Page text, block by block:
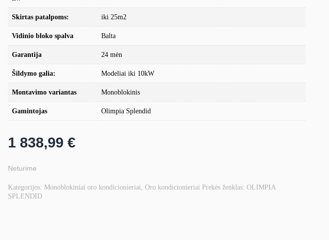
Skirtas patalpoms: iki 25m2
Vidinio bloko spalva Balta
Garantija 24 mėn
Šildymo galia: Modeliai iki 10kW
Montavimo variantas Monoblokinis
Gamintojas Olimpia Splendid
1 838,99 €
Neturime
Kategorijos: Monoblokiniai oro kondicionieriai Oro kondicionieriai Prekės ženklas: OLIMPIA
SPLENDID